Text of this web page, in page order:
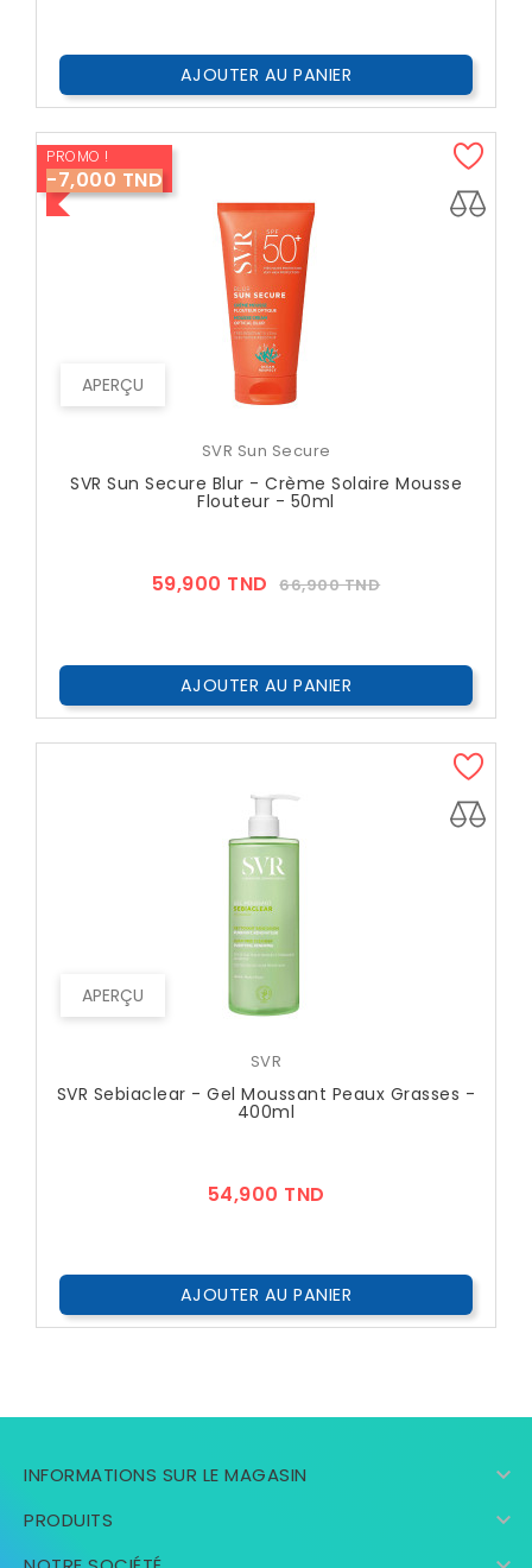
AJOUTER AU PANIER
APERÇU
PROMO !
-7,000 TND
SVR Sun Secure
SVR Sun Secure Blur - Crème Solaire Mousse
Flouteur - 50ml
59,900 TND Prix
66,900 TNDPrix
AJOUTER AU PANIER
APERÇU
SVR
SVR Sebiaclear - Gel Moussant Peaux Grasses -
400ml
54,900 TND
AJOUTER AU PANIER
INFORMATIONS SUR LE MAGASIN 
PRODUITS 